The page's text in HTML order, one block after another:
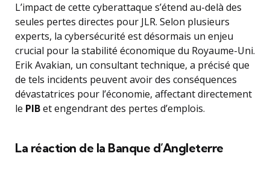
L’impact de cette cyberattaque s’étend au-delà des
seules pertes directes pour JLR. Selon plusieurs
experts, la cybersécurité est désormais un enjeu
crucial pour la stabilité économique du Royaume-Uni.
Erik Avakian, un consultant technique, a précisé que
de tels incidents peuvent avoir des conséquences
dévastatrices pour l’économie, affectant directement
le PIBet engendrant des pertes d’emplois.
La réaction de la Banque d’Angleterre